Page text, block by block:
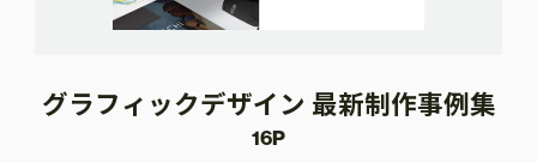
グラフィックデザイン 最新制作事例集
16P